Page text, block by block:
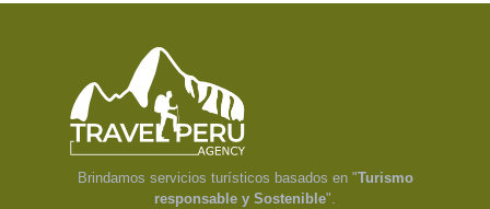
Brindamos servicios turísticos basados en "Turismo
responsable y Sostenible".